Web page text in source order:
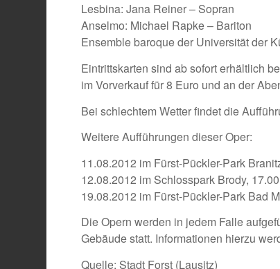
Lesbina: Jana Reiner – Sopran
Anselmo: Michael Rapke – Bariton
Ensemble baroque der Universität der
Eintrittskarten sind ab sofort erhältlich
im Vorverkauf für 8 Euro und an der
Bei schlechtem Wetter findet die
Weitere Aufführungen dieser Oper:
11.08.2012 im Fürst-Pückler-Park
12.08.2012 im Schlosspark Brody,
19.08.2012 im Fürst-Pückler-Park Bad
Die Opern werden in jedem Falle
Gebäude statt. Informationen hierzu
Quelle: Stadt Forst (Lausitz)